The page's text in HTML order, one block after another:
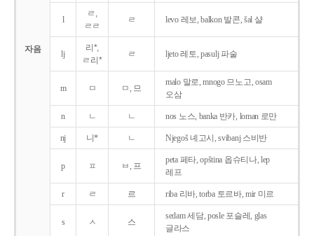
자음
l
ㄹ,
ㄹㄹ
ㄹ levo 레보, balkon 발콘, šal 샬
lj
리*,
ㄹ리*
ㄹ ljeto 레토, pasulj 파술
m ㅁ ㅁ, 므
malo 말로, mnogo 므노고, osam
오삼
n ㄴ ㄴ nos 노스, banka 반카, loman 로만
nj 니* ㄴ Njegoš 녜고시, svibanj 스비반
p ㅍ ㅂ, 프
peta 페타, opština 옵슈티나, lep
레프
r ㄹ 르 riba 리바, torba 토르바, mir 미르
s ㅅ 스
sedam 세담, posle 포슬레, glas
글라스